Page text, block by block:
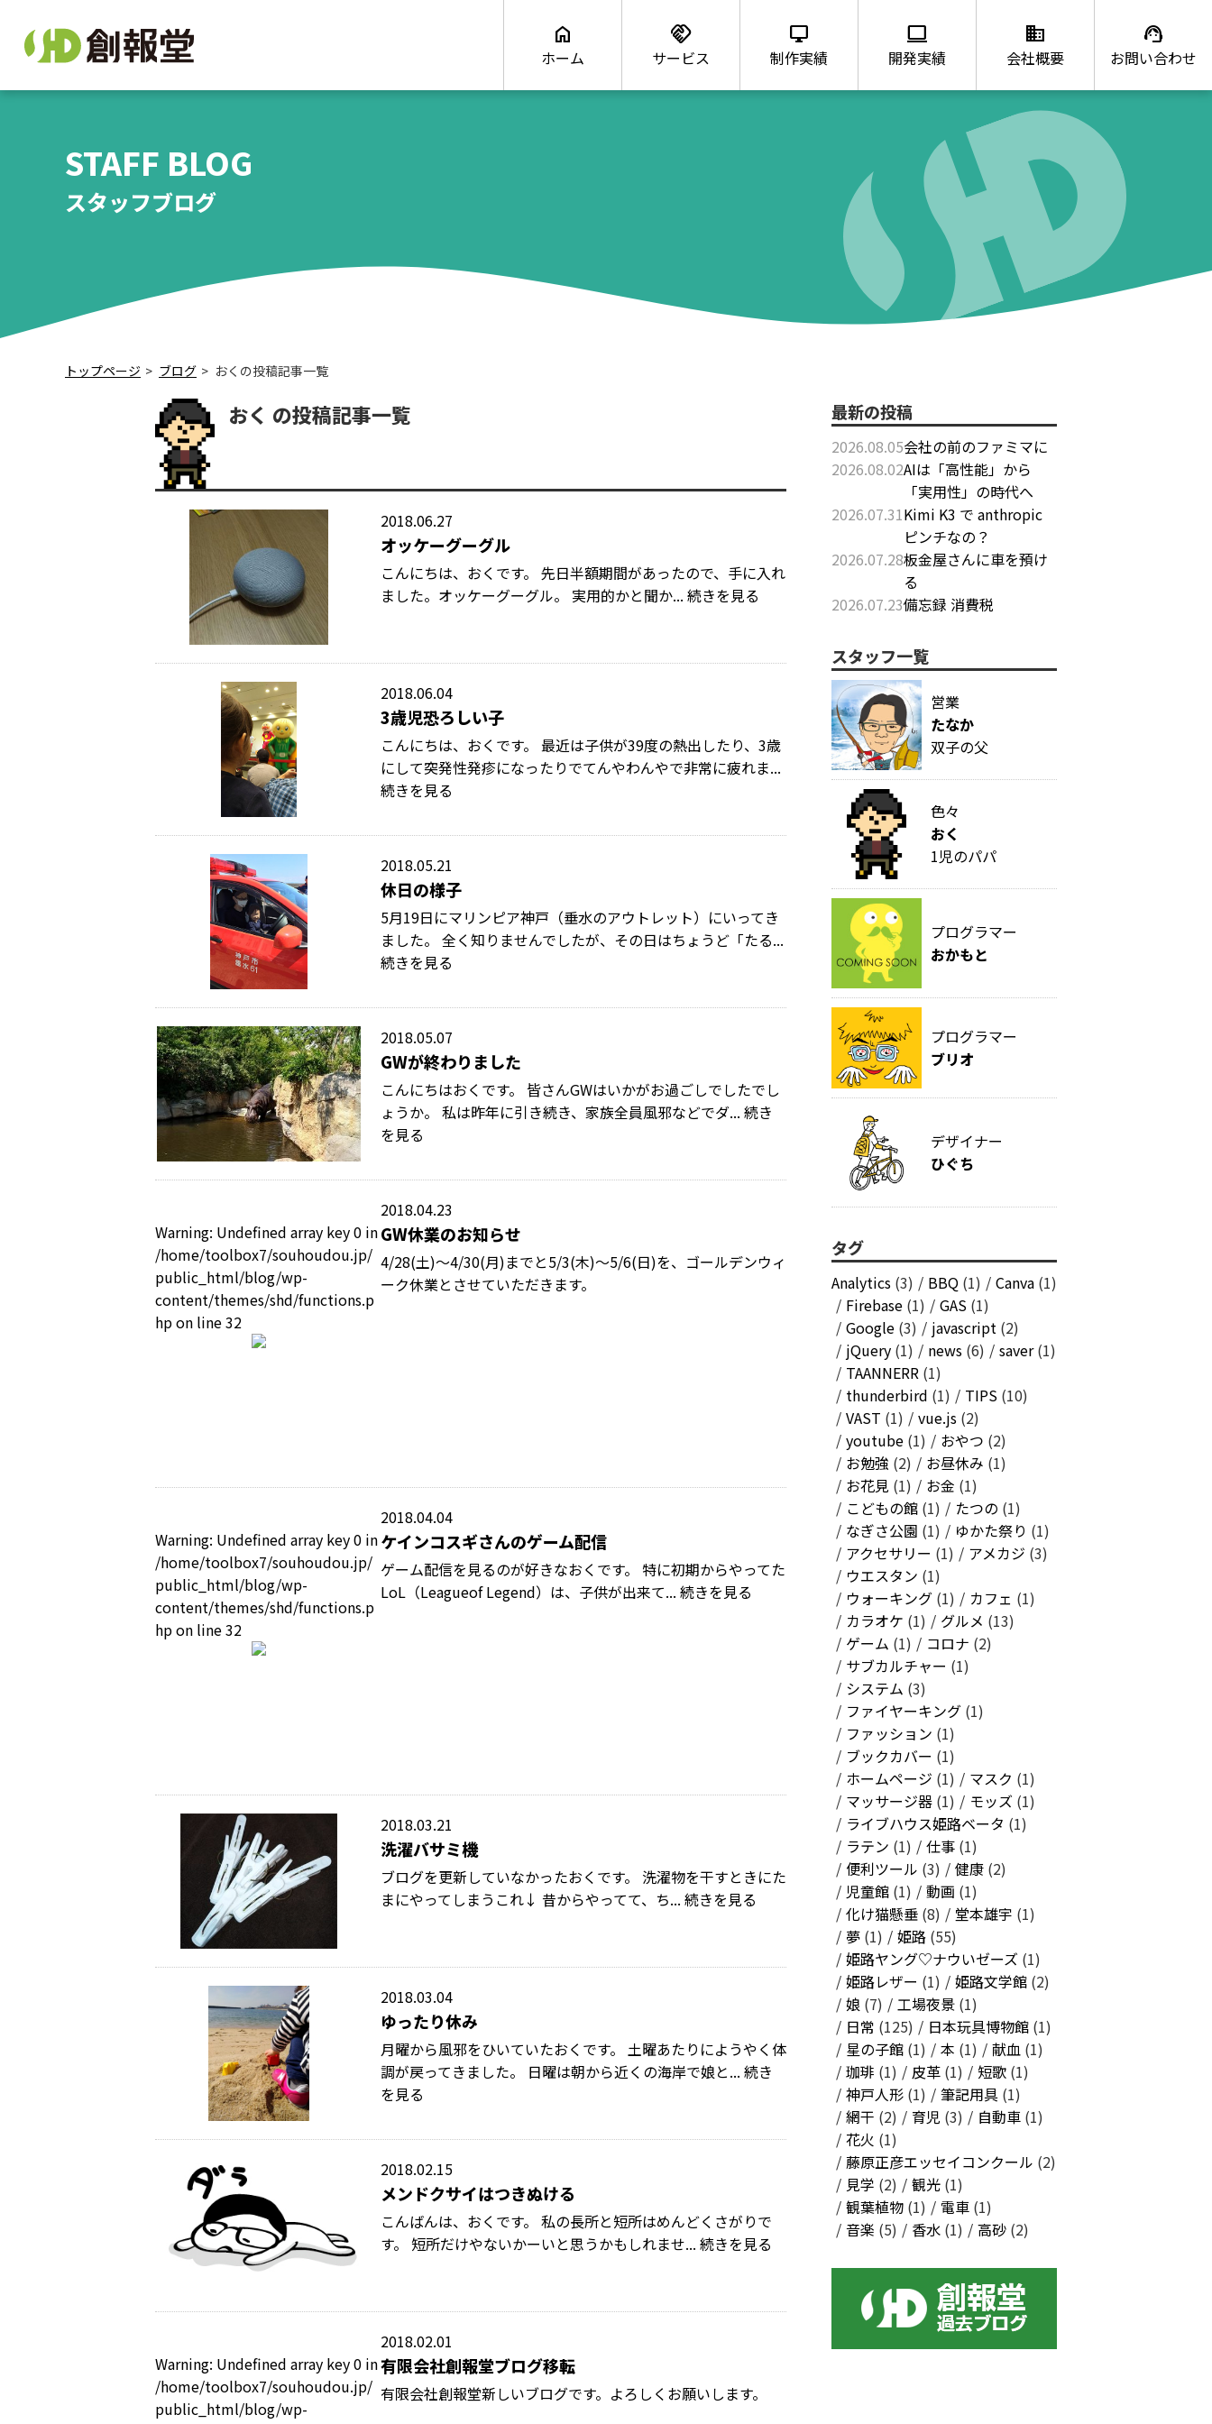
home
ホーム
handshake
サービス
desktop_windows
制作実績
computer
開発実績
domain
会社概要
support_agent
お問い合わせ
STAFF BLOG
スタッフブログ
トップページ ブログ おくの投稿記事一覧
おく の投稿記事一覧
2018.06.27
オッケーグーグル
こんにちは、おくです。 先日半額期間があったので、手に入れ
ました。オッケーグーグル。 実用的かと聞か... 続きを見る
2018.06.04
3歳児恐ろしい子
こんにちは、おくです。 最近は子供が39度の熱出したり、3歳
にして突発性発疹になったりでてんやわんやで非常に疲れま...
続きを見る
2018.05.21
休日の様子
5月19日にマリンピア神戸（垂水のアウトレット）にいってき
ました。 全く知りませんでしたが、その日はちょうど「たる...
続きを見る
2018.05.07
GWが終わりました
こんにちはおくです。 皆さんGWはいかがお過ごしでしたでし
ょうか。 私は昨年に引き続き、家族全員風邪などでダ... 続き
を見る
Warning: Undefined array key 0 in
/home/toolbox7/souhoudou.jp/
public_html/blog/wp-
content/themes/shd/functions.p
hpon line32
2018.04.23
GW休業のお知らせ
4/28(土)～4/30(月)までと5/3(木)～5/6(日)を、ゴールデンウィ
ーク休業とさせていただきます。
Warning: Undefined array key 0 in
/home/toolbox7/souhoudou.jp/
public_html/blog/wp-
content/themes/shd/functions.p
hpon line32
2018.04.04
ケインコスギさんのゲーム配信
ゲーム配信を見るのが好きなおくです。 特に初期からやってた
LoL（Leagueof Legend）は、子供が出来て... 続きを見る
2018.03.21
洗濯バサミ機
ブログを更新していなかったおくです。 洗濯物を干すときにた
まにやってしまうこれ↓ 昔からやってて、ち... 続きを見る
2018.03.04
ゆったり休み
月曜から風邪をひいていたおくです。 土曜あたりにようやく体
調が戻ってきました。 日曜は朝から近くの海岸で娘と... 続き
を見る
2018.02.15
メンドクサイはつきぬける
こんばんは、おくです。 私の長所と短所はめんどくさがりで
す。 短所だけやないかーいと思うかもしれませ... 続きを見る
Warning: Undefined array key 0 in
/home/toolbox7/souhoudou.jp/
public_html/blog/wp-
2018.02.01
有限会社創報堂ブログ移転
有限会社創報堂新しいブログです。よろしくお願いします。
最新の投稿
2026.08.05会社の前のファミマに
2026.08.02AIは「高性能」から
「実用性」の時代へ
2026.07.31Kimi K3 で anthropic
ピンチなの？
2026.07.28板金屋さんに車を預け
る
2026.07.23備忘録 消費税
スタッフ一覧
営業
たなか
双子の父
色々
おく
1児のパパ
プログラマー
おかもと
プログラマー
ブリオ
デザイナー
ひぐち
タグ
Analytics (3) BBQ (1) Canva (1)
Firebase (1) GAS (1)
Google (3) javascript (2)
jQuery (1) news (6) saver(1)
TAANNERR (1)
thunderbird (1) TIPS (10)
VAST (1) vue.js (2)
youtube (1) おやつ (2)
お勉強 (2) お昼休み (1)
お花見 (1) お金 (1)
こどもの館 (1) たつの (1)
なぎさ公園 (1) ゆかた祭り (1)
アクセサリー (1) アメカジ (3)
ウエスタン (1)
ウォーキング (1) カフェ (1)
カラオケ (1) グルメ (13)
ゲーム (1) コロナ (2)
サブカルチャー (1)
システム (3)
ファイヤーキング (1)
ファッション (1)
ブックカバー (1)
ホームページ (1) マスク (1)
マッサージ器 (1) モッズ (1)
ライブハウス姫路ベータ (1)
ラテン (1) 仕事 (1)
便利ツール (3) 健康 (2)
児童館 (1) 動画 (1)
化け猫懸垂 (8) 堂本雄宇 (1)
夢 (1) 姫路 (55)
姫路ヤング♡ナウいゼーズ (1)
姫路レザー (1) 姫路文学館 (2)
娘 (7) 工場夜景 (1)
日常 (125) 日本玩具博物館 (1)
星の子館 (1) 本 (1) 献血 (1)
珈琲 (1) 皮革 (1) 短歌 (1)
神戸人形 (1) 筆記用具 (1)
網干 (2) 育児 (3) 自動車 (1)
花火 (1)
藤原正彦エッセイコンクール (2)
見学 (2) 観光 (1)
観葉植物 (1) 電車 (1)
音楽 (5) 香水 (1) 高砂 (2)